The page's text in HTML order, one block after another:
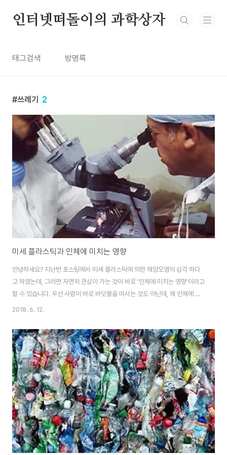
인터넷떠돌이의 과학상자
태그검색 방명록
쓰레기 2
미세 플라스틱과 인체에 미치는 영향
안녕하세요? 지난번 포스팅에서 미세 플라스틱에 의한 해양오염이 심각 하다
고 하였는데, 그러면 자연히 관심이 가는 것이 바로 '인체에 미치는 영향'이라고
할 수 있습니다. 우선 사람이 바로 바닷물을 마시는 것도 아닌데, 왜 인체에 영
향을 미치는지 걱정을 하느냐 하면, 우리가 무심코 버린 비닐봉지-이것도 실은
크: 생각외로 심각한 해양 플라스틱 쓰레기 링크: 비닐 봉지에 비닐은 없다. 먼
저 위의 두 링크를 각각 읽어 주시면 고맙겠습니다. 위 포스팅에서 각각 해양 플
라스틱 오염이 얼마나 심각한 지 여부와 왜 비닐 봉지가 실은 플라스틱인지에
대해서 나와 있습니다. 내셔널 지오 그래픽 2018년 6월호에 있는 [인체에 위
험이 될까?]라는 ..
2018. 6. 12.